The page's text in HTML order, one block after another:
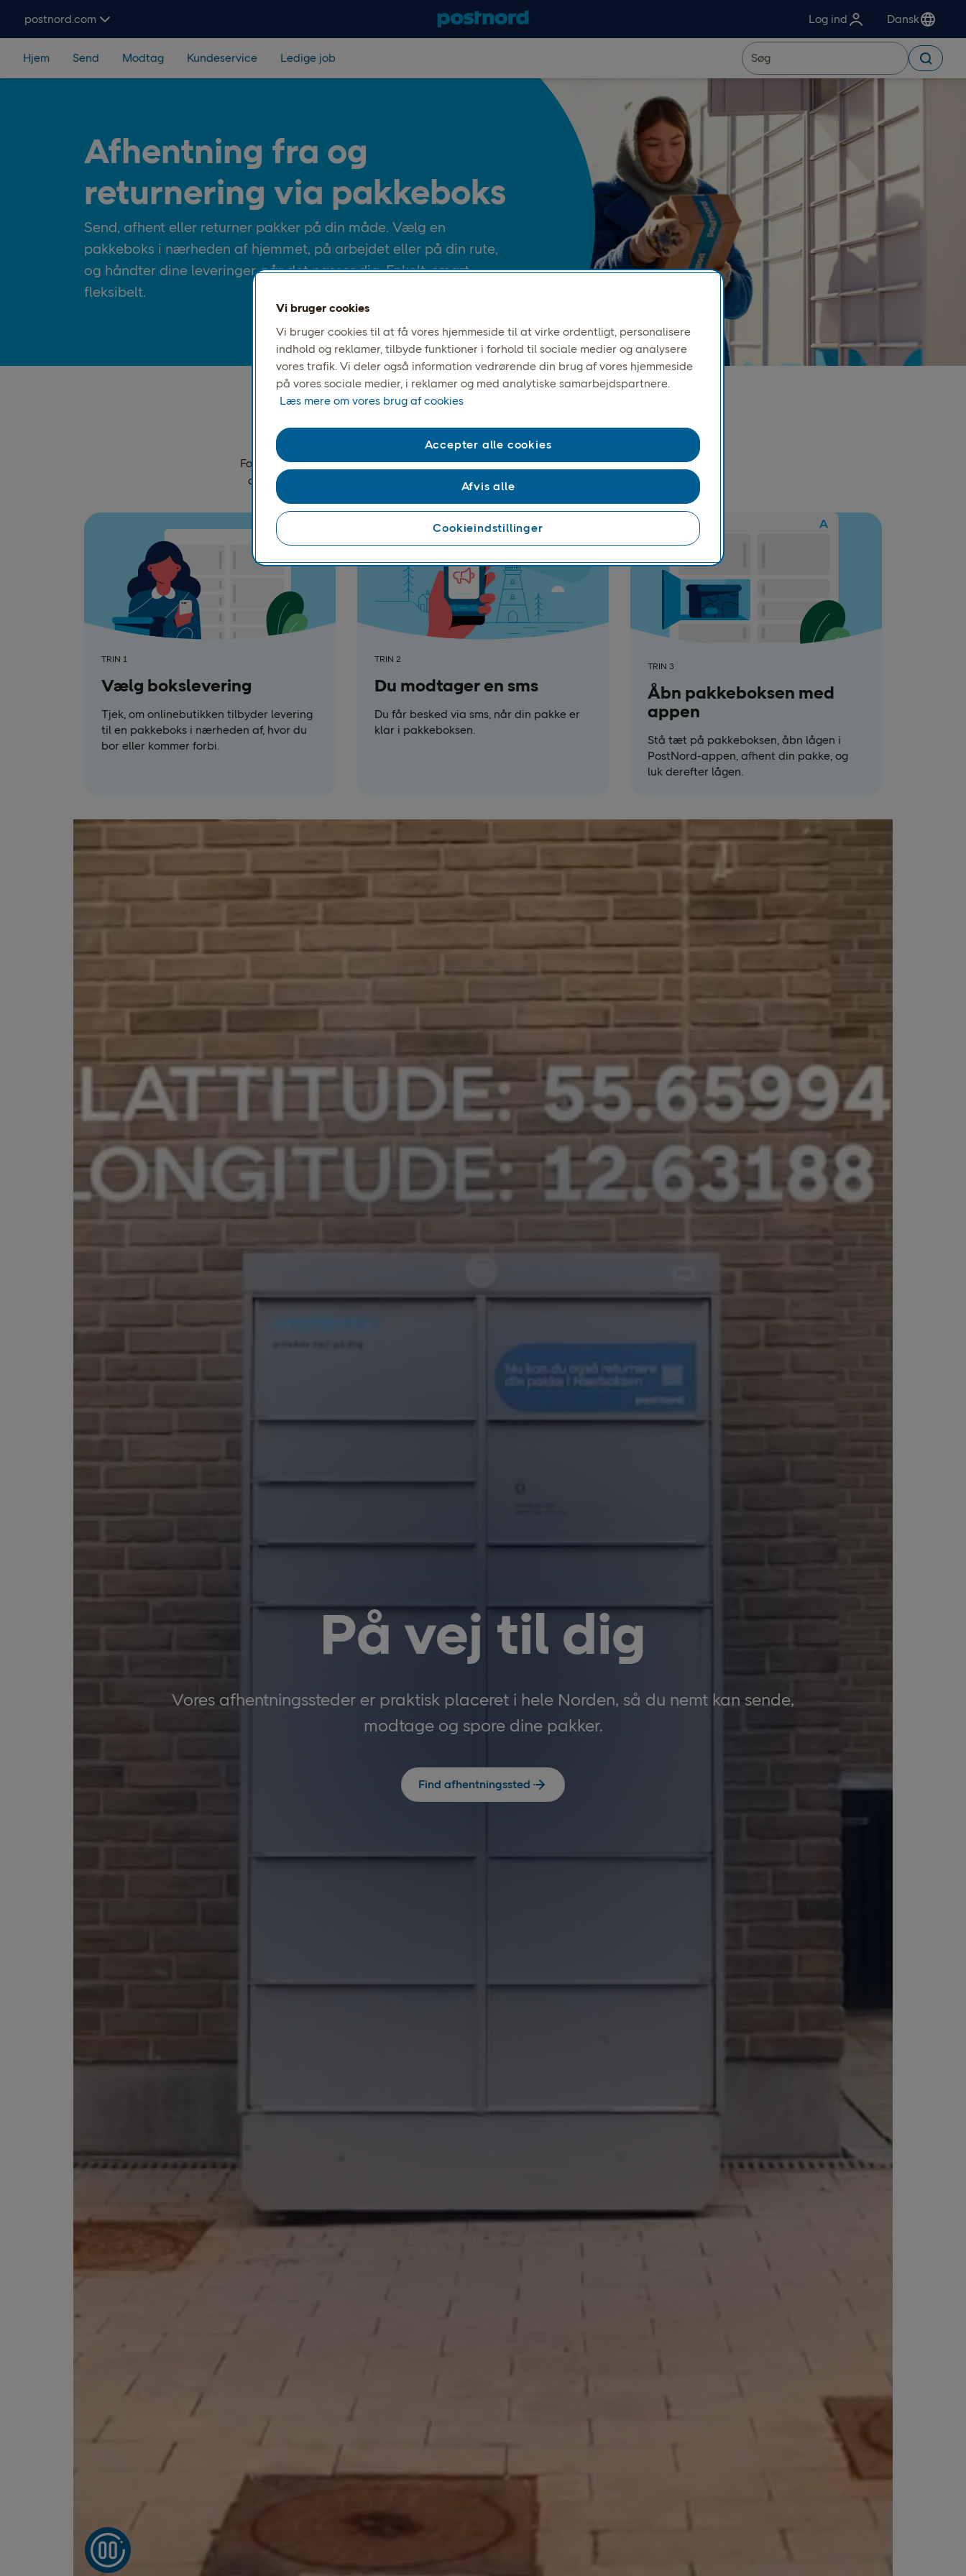
postnord.com
Log ind Dansk
Hjem Send Modtag Kundeservice Ledige job
Afhentning fra og
returnering via pakkeboks
Send, afhent eller returner pakker på din måde. Vælg en
pakkeboks i nærheden af hjemmet, på arbejdet eller på din rute,
og håndter dine leveringer, når det passer dig. Enkelt, smart,
fleksibelt.
Sådan bruger du en pakkeboks
For at åbne en pakkeboks og hente din pakke skal du bruge den nyeste version af PostNord-
appen, legitimere dig med Mobilt BankID og have Bluetooth aktiveret på din mobiltelefon.
TRIN 1
Vælg bokslevering
Tjek, om onlinebutikken tilbyder levering
til en pakkeboks i nærheden af, hvor du
bor eller kommer forbi.
TRIN 2
Du modtager en sms
Du får besked via sms, når din pakke er
klar i pakkeboksen.
TRIN 3
Åbn pakkeboksen med
appen
Stå tæt på pakkeboksen, åbn lågen i
PostNord-appen, afhent din pakke, og
luk derefter lågen.
På vej til dig
Vores afhentningssteder er praktisk placeret i hele Norden, så du nemt kan sende,
modtage og spore dine pakker.
Find afhentningssted
Vi bruger cookies
Vi bruger cookies til at få vores hjemmeside til at virke ordentligt, personalisere
indhold og reklamer, tilbyde funktioner i forhold til sociale medier og analysere
vores trafik. Vi deler også information vedrørende din brug af vores hjemmeside
på vores sociale medier, i reklamer og med analytiske samarbejdspartnere.
Læs mere om vores brug af cookies
Cookieindstillinger
Afvis alle
Accepter alle cookies